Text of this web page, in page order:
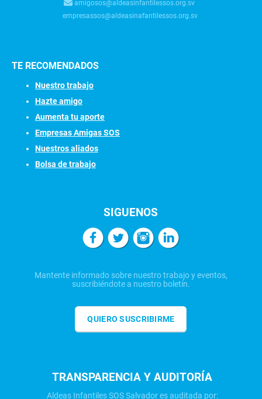
amigosos@aldeasinfantilessos.org.sv
empresassos@aldeasinafantilessos.org.sv
TE RECOMENDADOS
Nuestro trabajo
Hazte amigo
Aumenta tu aporte
Empresas Amigas SOS
Nuestros aliados
Bolsa de trabajo
SIGUENOS
Mantente informado sobre nuestro trabajo y eventos,
suscribiéndote a nuestro boletín.
QUIERO SUSCRIBIRME
TRANSPARENCIA Y AUDITORÍA
Aldeas Infantiles SOS Salvador es auditada por: